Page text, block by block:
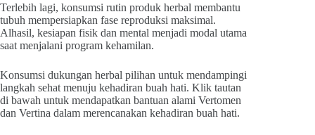
Terlebih lagi, konsumsi rutin produk herbal membantu
tubuh mempersiapkan fase reproduksi maksimal.
Alhasil, kesiapan fisik dan mental menjadi modal utama
saat menjalani program kehamilan.
Konsumsi dukungan herbal pilihan untuk mendampingi
langkah sehat menuju kehadiran buah hati. Klik tautan
di bawah untuk mendapatkan bantuan alami Vertomen
dan Vertina dalam merencanakan kehadiran buah hati.